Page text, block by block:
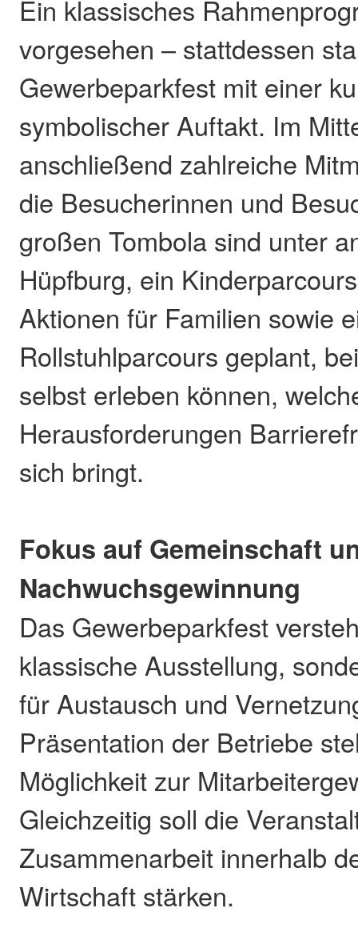
Ein klassisches
vorgesehen – stattdessen
Gewerbeparkfest mit einer
symbolischer Auftakt. Im
anschließend zahlreiche
die Besucherinnen und
großen Tombola sind unter
Hüpfburg, ein
Aktionen für Familien sowie
Rollstuhlparcours geplant,
selbst erleben können,
Herausforderungen
sich bringt.
Fokus auf Gemeinschaft
Nachwuchsgewinnung
Das Gewerbeparkfest
klassische Ausstellung,
für Austausch und
Präsentation der Betriebe
Möglichkeit zur
Gleichzeitig soll die
Zusammenarbeit innerhalb
Wirtschaft stärken.